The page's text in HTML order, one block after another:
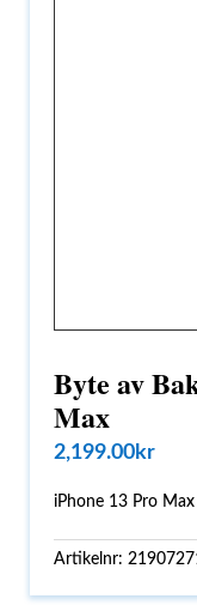
Byte av
Max
2,199.00kr
iPhone 13 Pro
Artikelnr: